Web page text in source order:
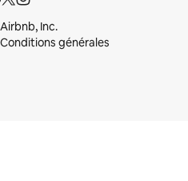
Inc.
Conditions générales